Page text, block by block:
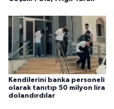
Kendilerini banka personeli
olarak tanıtıp 50 milyon lira
dolandırdılar